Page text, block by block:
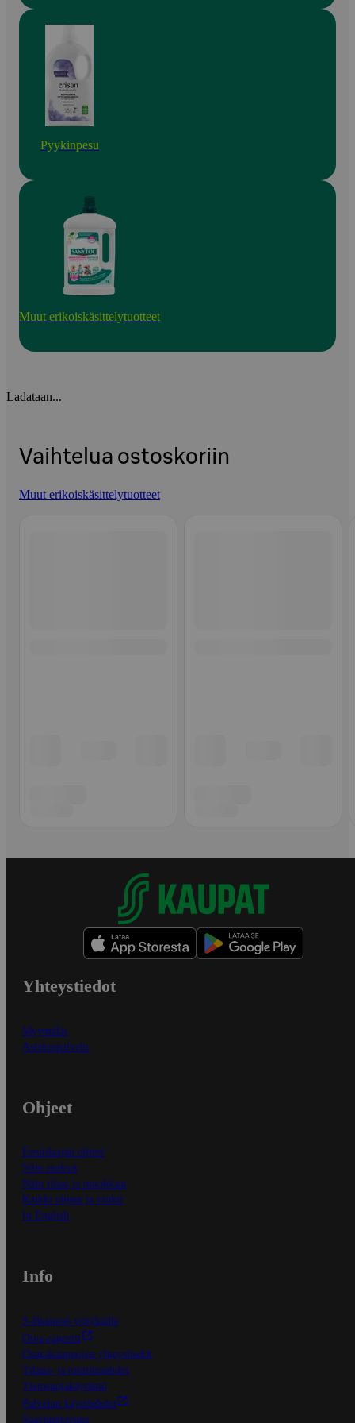
Pyykinpesu
Muut erikoiskäsittelytuotteet
Ladataan...
Vaihtelua ostoskoriin
Muut erikoiskäsittelytuotteet
Yhteystiedot
Myymälät
Asiakaspalvelu
Ohjeet
Ensitilaajan ohjeet
Näin maksat
Näin tilaat ja muokkaat
Kaikki ohjeet ja vinkit
In English
Info
S-Business yrityksille
Oiva-raportit
Osuuskauppojen yhteystiedot
Tilaus- ja toimitusehdot
Tietosuojakäytäntö
Palvelun käyttöehdot
Saavutettavuus